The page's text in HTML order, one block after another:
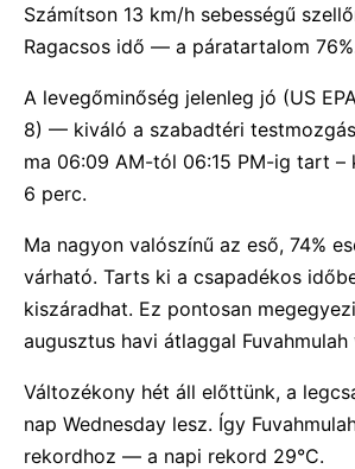
Számítson 13 km/h sebességű
Ragacsos idő — a páratartalom
A levegőminőség jelenleg jó (US
8) — kiváló a szabadtéri
ma 06:09 AM-tól 06:15 PM-ig tart –
6 perc.
Ma nagyon valószínű az eső, 74%
várható. Tarts ki a csapadékos
kiszáradhat. Ez pontosan
augusztus havi átlaggal Fuvahmulah
Változékony hét áll előttünk, a
nap Wednesday lesz. Így
rekordhoz — a napi rekord 29°C.